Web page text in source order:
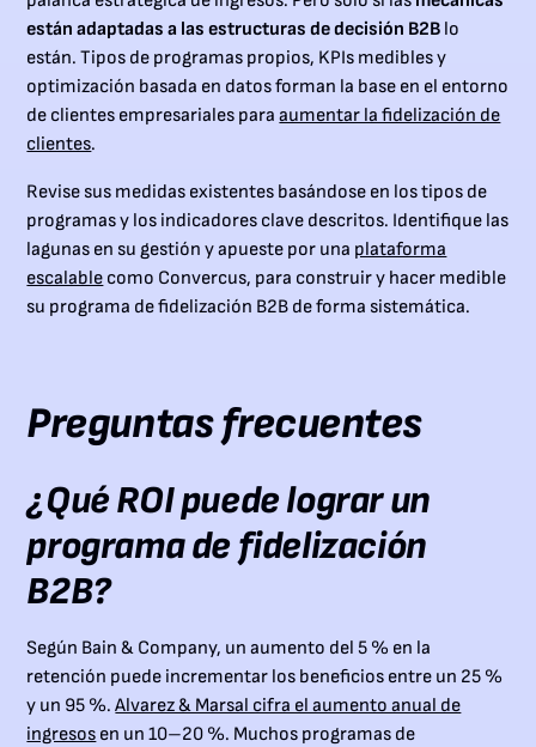
están adaptadas a las estructuras de decisión B2B lo
están. Tipos de programas propios, KPIs medibles y
optimización basada en datos forman la base en el entorno
de clientes empresariales paraaumentar la fidelización de
clientes.
Revise sus medidas existentes basándose en los tipos de
programas y los indicadores clave descritos. Identifique las
lagunas en su gestión y apueste por una plataforma
escalable como Convercus, para construir y hacer medible
su programa de fidelización B2B de forma sistemática.
Preguntas frecuentes
¿Qué ROI puede lograr un
programa de fidelización
B2B?
Según Bain & Company, un aumento del 5 % en la
retención puede incrementar los beneficios entre un 25 %
y un 95 %.Alvarez & Marsal cifra el aumento anual de
ingresos en un 10–20 %. Muchos programas de